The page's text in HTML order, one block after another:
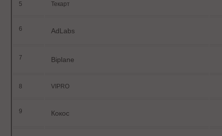
5 Текарт
6 AdLabs
7 Biplane
8 VIPRO
9 Кокос